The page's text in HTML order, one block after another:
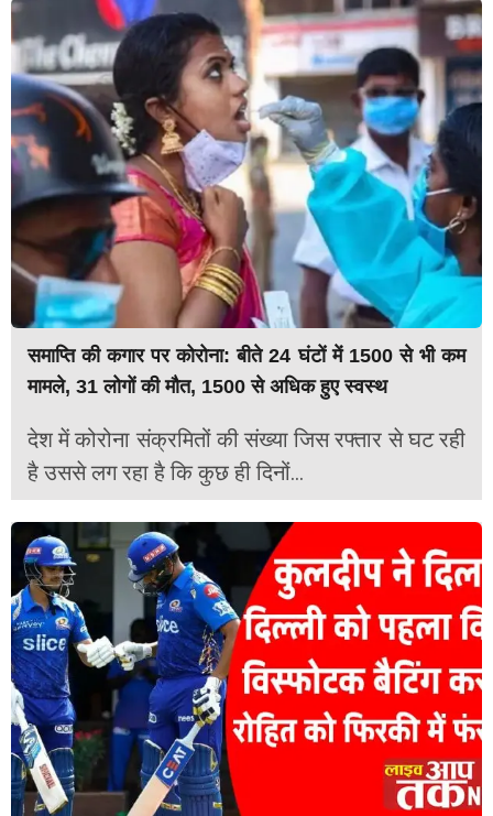
समाप्ति की कगार पर कोरोना: बीते 24 घंटों में 1500 से भी कम
मामले, 31 लोगों की मौत, 1500 से अधिक हुए स्वस्थ
देश में कोरोना संक्रमितों की संख्या जिस रफ्तार से घट रही
है उससे लग रहा है कि कुछ ही दिनों...